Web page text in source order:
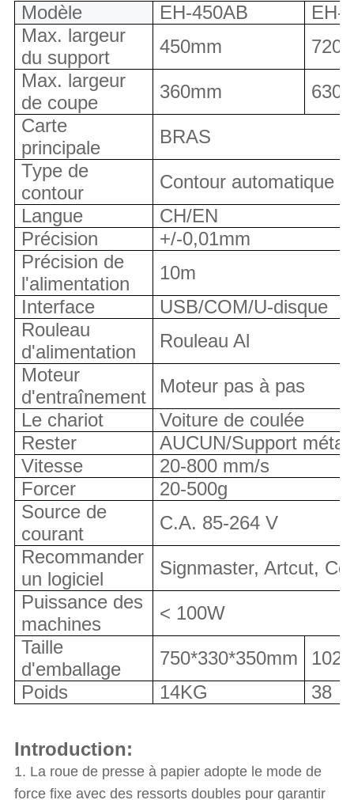
Modèle EH-450AB
EH-
Max. largeur
du support
450mm
Max. largeur
de coupe
360mm
Carte
principale
BRAS
Type de
contour
Contour automatique
Langue
CH/EN
Précision
+/-0,01mm
Précision de
l'alimentation
10m
Interface
USB/COM/U-disque
Rouleau
d'alimentation
Rouleau Al
Moteur
d'entraînement
Moteur pas à pas
Le chariot
Voiture de coulée
Rester
AUCUN/Support
Vitesse
20-800 mm/s
Forcer
20-500g
Source de
courant
C.A. 85-264 V
Recommander
un logiciel
Signmaster, Artcut,
Puissance des
machines
< 100W
Taille
d'emballage
750*330*350mm
Poids
14KG 38
Introduction:
1. La roue de presse à papier adopte le mode de
force fixe avec des ressorts doubles pour garantir